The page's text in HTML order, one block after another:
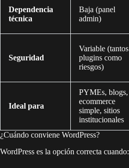
Dependencia
técnica
Baja (panel
admin)
Seguridad
Variable (tantos
plugins como
riesgos)
Ideal para
PYMEs, blogs,
ecommerce
simple, sitios
institucionales
¿Cuándo conviene WordPress?
WordPress es la opción correcta cuando: